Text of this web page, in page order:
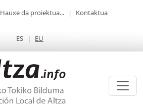
Hauxe da proiektua... | Kontaktua
ES | EU